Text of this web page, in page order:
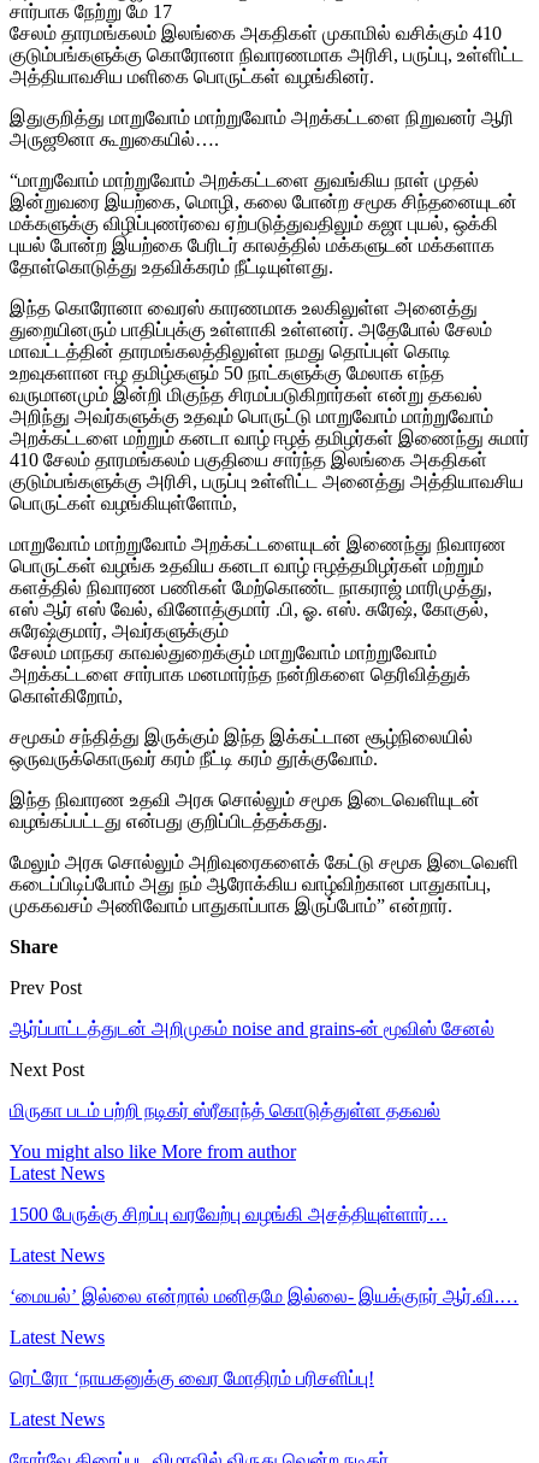
சார்பாக நேற்று மே 17
சேலம் தாரமங்கலம் இலங்கை அகதிகள் முகாமில் வசிக்கும் 410
குடும்பங்களுக்கு கொரோனா நிவாரணமாக அரிசி, பருப்பு, உள்ளிட்ட
அத்தியாவசிய மளிகை பொருட்கள் வழங்கினர்.
இதுகுறித்து மாறுவோம் மாற்றுவோம் அறக்கட்டளை நிறுவனர் ஆரி
அருஜூனா கூறுகையில்….
“மாறுவோம் மாற்றுவோம் அறக்கட்டளை துவங்கிய நாள் முதல்
இன்றுவரை இயற்கை, மொழி, கலை போன்ற சமூக சிந்தனையுடன்
மக்களுக்கு விழிப்புணர்வை ஏற்படுத்துவதிலும் கஜா புயல், ஒக்கி
புயல் போன்ற இயற்கை பேரிடர் காலத்தில் மக்களுடன் மக்களாக
தோள்கொடுத்து உதவிக்கரம் நீட்டியுள்ளது.
இந்த கொரோனா வைரஸ் காரணமாக உலகிலுள்ள அனைத்து
துறையினரும் பாதிப்புக்கு உள்ளாகி உள்ளனர். அதேபோல் சேலம்
மாவட்டத்தின் தாரமங்கலத்திலுள்ள நமது தொப்புள் கொடி
உறவுகளான ஈழ தமிழ்களும் 50 நாட்களுக்கு மேலாக எந்த
வருமானமும் இன்றி மிகுந்த சிரமப்படுகிறார்கள் என்று தகவல்
அறிந்து அவர்களுக்கு உதவும் பொருட்டு மாறுவோம் மாற்றுவோம்
அறக்கட்டளை மற்றும் கனடா வாழ் ஈழத் தமிழர்கள் இணைந்து சுமார்
410 சேலம் தாரமங்கலம் பகுதியை சார்ந்த இலங்கை அகதிகள்
குடும்பங்களுக்கு அரிசி, பருப்பு உள்ளிட்ட அனைத்து அத்தியாவசிய
பொருட்கள் வழங்கியுள்ளோம்,
மாறுவோம் மாற்றுவோம் அறக்கட்டளையுடன் இணைந்து நிவாரண
பொருட்கள் வழங்க உதவிய கனடா வாழ் ஈழத்தமிழர்கள் மற்றும்
களத்தில் நிவாரண பணிகள் மேற்கொண்ட நாகராஜ் மாரிமுத்து,
எஸ் ஆர் எஸ் வேல், வினோத்குமார் .பி, ஓ. எஸ். சுரேஷ், கோகுல்,
சுரேஷ்குமார், அவர்களுக்கும்
சேலம் மாநகர காவல்துறைக்கும் மாறுவோம் மாற்றுவோம்
அறக்கட்டளை சார்பாக மனமார்ந்த நன்றிகளை தெரிவித்துக்
கொள்கிறோம்,
சமூகம் சந்தித்து இருக்கும் இந்த இக்கட்டான சூழ்நிலையில்
ஒருவருக்கொருவர் கரம் நீட்டி கரம் தூக்குவோம்.
இந்த நிவாரண உதவி அரசு சொல்லும் சமூக இடைவெளியுடன்
வழங்கப்பட்டது என்பது குறிப்பிடத்தக்கது.
மேலும் அரசு சொல்லும் அறிவுரைகளைக் கேட்டு சமூக இடைவெளி
கடைப்பிடிப்போம் அது நம் ஆரோக்கிய வாழ்விற்கான பாதுகாப்பு,
முககவசம் அணிவோம் பாதுகாப்பாக இருப்போம்” என்றார்.
Share
Prev Post
ஆர்ப்பாட்டத்துடன் அறிமுகம் noise and grains-ன் மூவிஸ் சேனல்
Next Post
மிருகா படம் பற்றி நடிகர் ஸ்ரீகாந்த் கொடுத்துள்ள தகவல்
You might also like More from author
Latest News
1500 பேருக்கு சிறப்பு வரவேற்பு வழங்கி அசத்தியுள்ளார்…
Latest News
‘மையல்’ இல்லை என்றால் மனிதமே இல்லை- இயக்குநர் ஆர்.வி.…
Latest News
ரெட்ரோ ‘நாயகனுக்கு வைர மோதிரம் பரிசளிப்பு!
Latest News